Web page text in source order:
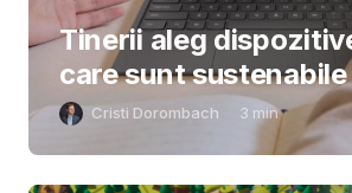
Tinerii aleg
care sunt sustenabile
Cristi Dorombach 3 min